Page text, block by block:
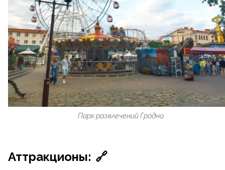
Парк развлечений Гродно
Аттракционы: 🔗